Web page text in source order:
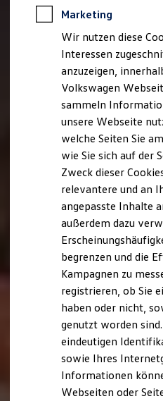
Software,
California App
VW Connect
VW Connect
VW Connect
VW Connect
Connect Pro
Fleet Interface
Multistop
Übersicht
Hilfreiches für Besitzer
Kurzfahrprofile
XTL-
Ersatzteile und
Original Zubehör
myVolkswagen
myVolkswagen
Elektrisch & Autonom
Elektro - &
Unser Ansatz
Reichweite &
Ladelösungen
Ladelösungen
Wallbox und
Marketing
Wir nutzen diese
Interessen
anzuzeigen,
Volkswagen
sammeln
unsere Webseite
welche Seiten Sie
wie Sie sich auf der
Zweck dieser
relevantere und an
angepasste Inhalte
außerdem dazu
begrenzen und die
Kampagnen zu
registrieren, ob Sie
haben oder nicht,
genutzt worden
eindeutigen
sowie Ihres
Informationen
Webseiten oder